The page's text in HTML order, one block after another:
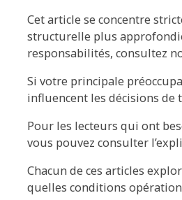
Cet article se concentre
structurelle plus
responsabilités, consultez
Si votre principale
influencent les décisions
Pour les lecteurs qui ont
vous pouvez consulter
Chacun de ces articles
quelles conditions